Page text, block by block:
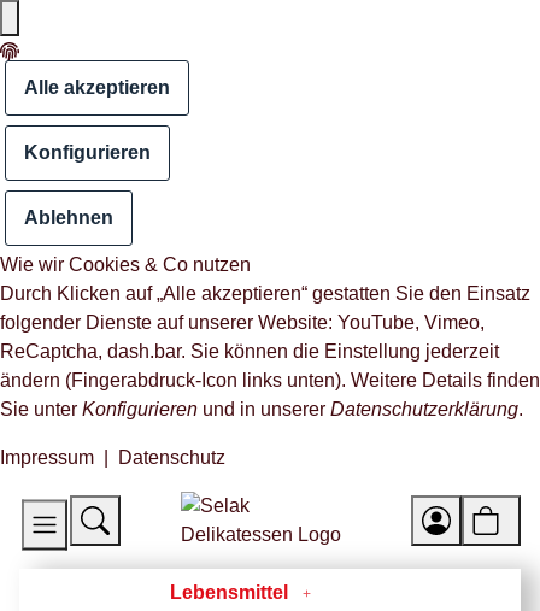
Alle akzeptieren
Konfigurieren
Ablehnen
Wie wir Cookies & Co nutzen
Durch Klicken auf „Alle akzeptieren“ gestatten Sie den Einsatz
folgender Dienste auf unserer Website: YouTube, Vimeo,
ReCaptcha, dash.bar. Sie können die Einstellung jederzeit
ändern (Fingerabdruck-Icon links unten). Weitere Details finden
Sie unter Konfigurieren und in unserer Datenschutzerklärung.
Impressum Datenschutz
Lebensmittel